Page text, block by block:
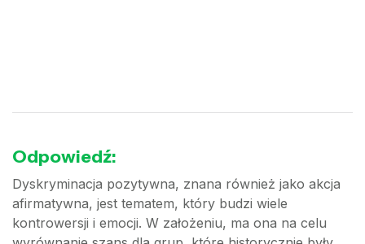
Odpowiedź:
Dyskryminacja pozytywna, znana również jako akcja
afirmatywna, jest tematem, który budzi wiele
kontrowersji i emocji. W założeniu, ma ona na celu